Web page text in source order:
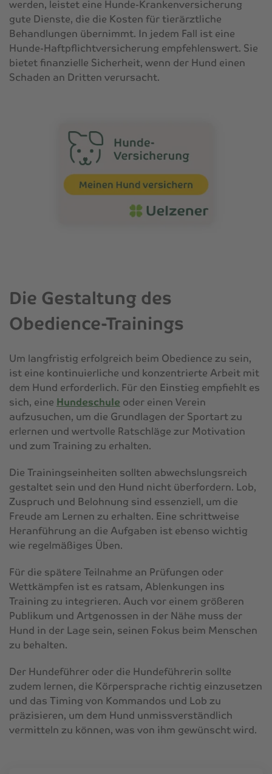
werden, leistet eine Hunde-Krankenversicherung
gute Dienste, die die Kosten für tierärztliche
Behandlungen übernimmt. In jedem Fall ist eine
Hunde-Haftpflichtversicherung empfehlenswert. Sie
bietet finanzielle Sicherheit, wenn der Hund einen
Schaden an Dritten verursacht.
Die Gestaltung des
Obedience-Trainings
Um langfristig erfolgreich beim Obedience zu sein,
ist eine kontinuierliche und konzentrierte Arbeit mit
dem Hund erforderlich. Für den Einstieg empfiehlt es
sich, eine Hundeschule oder einen Verein
aufzusuchen, um die Grundlagen der Sportart zu
erlernen und wertvolle Ratschläge zur Motivation
und zum Training zu erhalten.
Die Trainingseinheiten sollten abwechslungsreich
gestaltet sein und den Hund nicht überfordern. Lob,
Zuspruch und Belohnung sind essenziell, um die
Freude am Lernen zu erhalten. Eine schrittweise
Heranführung an die Aufgaben ist ebenso wichtig
wie regelmäßiges Üben.
Für die spätere Teilnahme an Prüfungen oder
Wettkämpfen ist es ratsam, Ablenkungen ins
Training zu integrieren. Auch vor einem größeren
Publikum und Artgenossen in der Nähe muss der
Hund in der Lage sein, seinen Fokus beim Menschen
zu behalten.
Der Hundeführer oder die Hundeführerin sollte
zudem lernen, die Körpersprache richtig einzusetzen
und das Timing von Kommandos und Lob zu
präzisieren, um dem Hund unmissverständlich
vermitteln zu können, was von ihm gewünscht wird.